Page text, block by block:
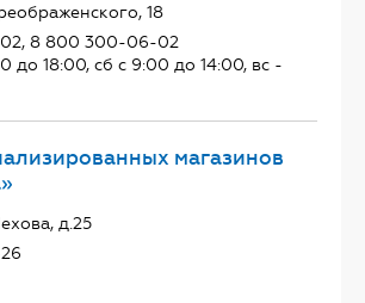
18
02, 8 800 300-06-02
до 18:00, сб с 9:00 до 14:00, вс -
магазинов
д.25